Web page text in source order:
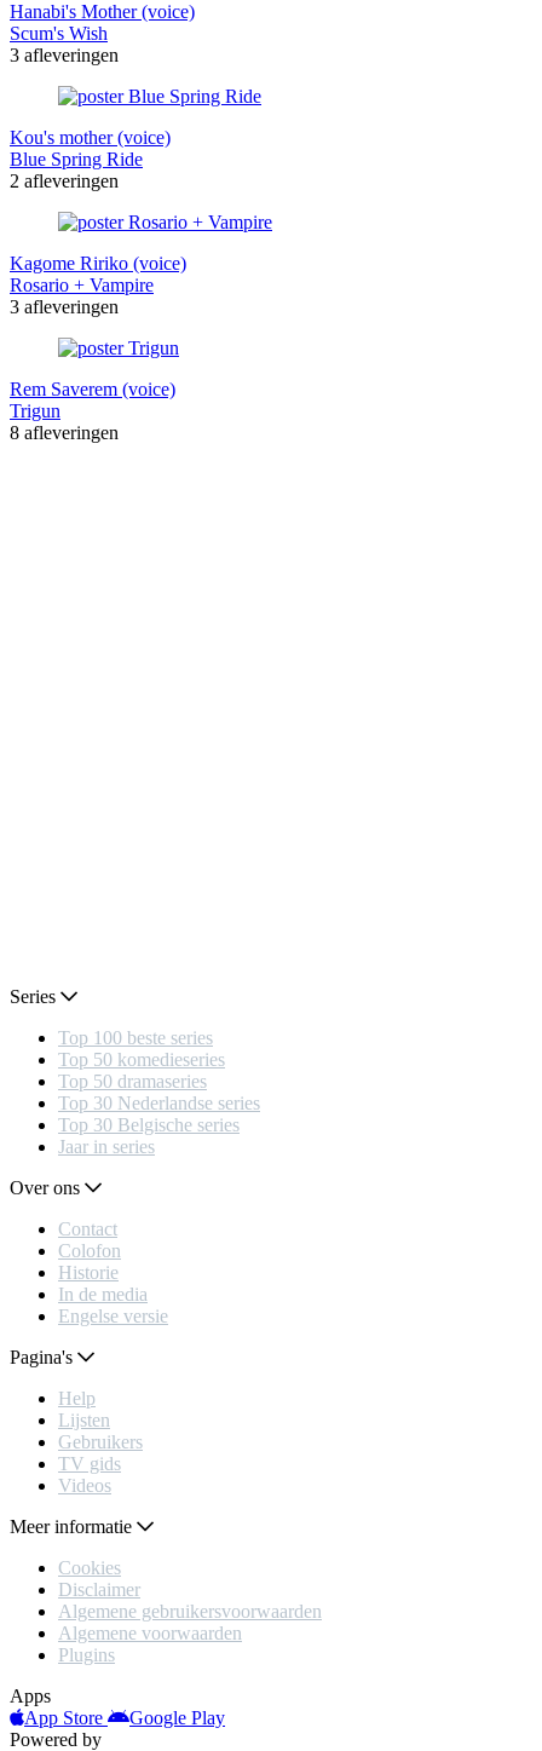
Hanabi's Mother (voice)
Scum's Wish
3 afleveringen
Kou's mother (voice)
Blue Spring Ride
2 afleveringen
Kagome Ririko (voice)
Rosario + Vampire
3 afleveringen
Rem Saverem (voice)
Trigun
8 afleveringen
Series
Top 100 beste series
Top 50 komedieseries
Top 50 dramaseries
Top 30 Nederlandse series
Top 30 Belgische series
Jaar in series
Over ons
Contact
Colofon
Historie
In de media
Engelse versie
Pagina's
Help
Lijsten
Gebruikers
TV gids
Videos
Meer informatie
Cookies
Disclaimer
Algemene gebruikersvoorwaarden
Algemene voorwaarden
Plugins
Apps
App Store
Google Play
Powered by